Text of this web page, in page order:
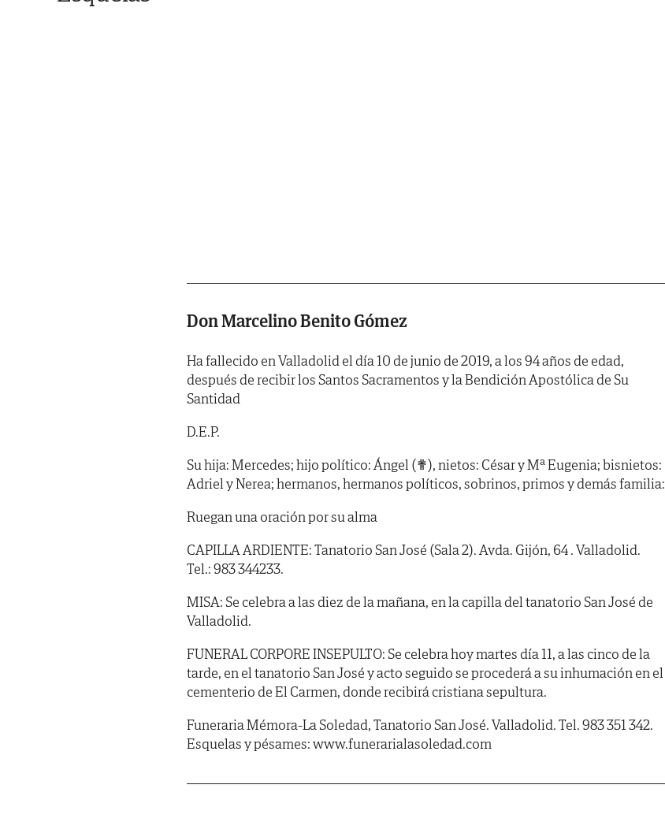
Don Marcelino Benito Gómez
Ha fallecido en Valladolid el día 10 de junio de 2019, a los 94 años de edad,
después de recibir los Santos Sacramentos y la Bendición Apostólica de Su
Santidad
D.E.P.
Su hija: Mercedes; hijo político: Ángel (✟), nietos: César y Mª Eugenia; bisnietos:
Adriel y Nerea; hermanos, hermanos políticos, sobrinos, primos y demás familia:
Ruegan una oración por su alma
CAPILLA ARDIENTE: Tanatorio San José (Sala 2). Avda. Gijón, 64 . Valladolid.
Tel.: 983 344233.
MISA: Se celebra a las diez de la mañana, en la capilla del tanatorio San José de
Valladolid.
FUNERAL CORPORE INSEPULTO: Se celebra hoy martes día 11, a las cinco de la
tarde, en el tanatorio San José y acto seguido se procederá a su inhumación en el
cementerio de El Carmen, donde recibirá cristiana sepultura.
Funeraria Mémora-La Soledad, Tanatorio San José. Valladolid. Tel. 983 351 342.
Esquelas y pésames: www.funerarialasoledad.com